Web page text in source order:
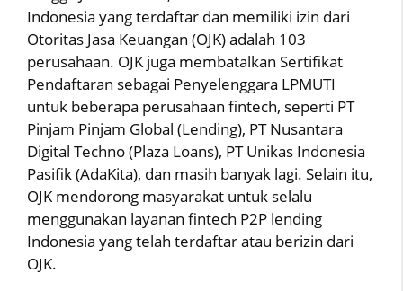
Indonesia yang terdaftar dan memiliki izin dari
Otoritas Jasa Keuangan (OJK) adalah 103
perusahaan. OJK juga membatalkan Sertifikat
Pendaftaran sebagai Penyelenggara LPMUTI
untuk beberapa perusahaan fintech, seperti PT
Pinjam Pinjam Global (Lending), PT Nusantara
Digital Techno (Plaza Loans), PT Unikas Indonesia
Pasifik (AdaKita), dan masih banyak lagi. Selain itu,
OJK mendorong masyarakat untuk selalu
menggunakan layanan fintech P2P lending
Indonesia yang telah terdaftar atau berizin dari
OJK.